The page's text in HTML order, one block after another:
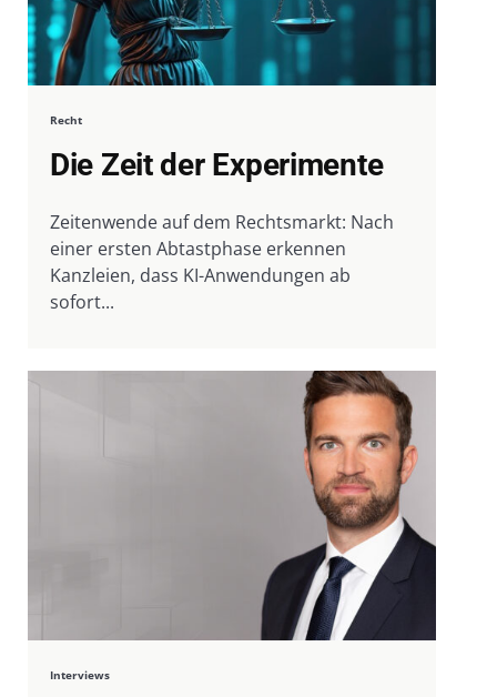
Recht
Die Zeit der Experimente
Zeitenwende auf dem Rechtsmarkt: Nach
einer ersten Abtastphase erkennen
Kanzleien, dass KI-Anwendungen ab
sofort...
Interviews